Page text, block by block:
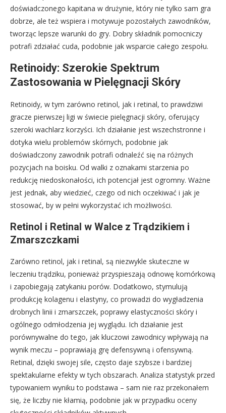
doświadczonego kapitana w drużynie, który nie tylko sam gra
dobrze, ale też wspiera i motywuje pozostałych zawodników,
tworząc lepsze warunki do gry. Dobry składnik pomocniczy
potrafi zdziałać cuda, podobnie jak wsparcie całego zespołu.
Retinoidy: Szerokie Spektrum
Zastosowania w Pielęgnacji Skóry
Retinoidy, w tym zarówno retinol, jak i retinal, to prawdziwi
gracze pierwszej ligi w świecie pielęgnacji skóry, oferujący
szeroki wachlarz korzyści. Ich działanie jest wszechstronne i
dotyka wielu problemów skórnych, podobnie jak
doświadczony zawodnik potrafi odnaleźć się na różnych
pozycjach na boisku. Od walki z oznakami starzenia po
redukcję niedoskonałości, ich potencjał jest ogromny. Ważne
jest jednak, aby wiedzieć, czego od nich oczekiwać i jak je
stosować, by w pełni wykorzystać ich możliwości.
Retinol i Retinal w Walce z Trądzikiem i
Zmarszczkami
Zarówno retinol, jak i retinal, są niezwykle skuteczne w
leczeniu trądziku, ponieważ przyspieszają odnowę komórkową
i zapobiegają zatykaniu porów. Dodatkowo, stymulują
produkcję kolagenu i elastyny, co prowadzi do wygładzenia
drobnych linii i zmarszczek, poprawy elastyczności skóry i
ogólnego odmłodzenia jej wyglądu. Ich działanie jest
porównywalne do tego, jak kluczowi zawodnicy wpływają na
wynik meczu – poprawiają grę defensywną i ofensywną.
Retinal, dzięki swojej sile, często daje szybsze i bardziej
spektakularne efekty w tych obszarach. Analiza statystyk przed
typowaniem wyniku to podstawa – sam nie raz przekonałem
się, że liczby nie kłamią, podobnie jak w przypadku oceny